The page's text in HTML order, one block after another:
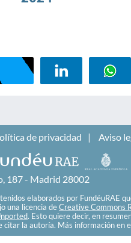
de privacidad Aviso
187 - Madrid 28002
elaborados por FundéuRAE
una licencia de Creative Commons
. Esto quiere decir, en
la autoría. Más información en